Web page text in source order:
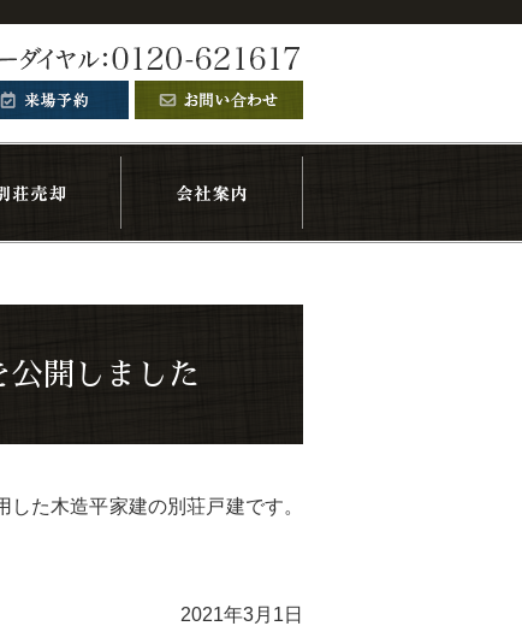
開しました
た木造平家建の別荘戸建です。
2021年3月1日